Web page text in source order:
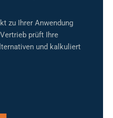
zu Ihrer Anwendung
prüft Ihre
und kalkuliert